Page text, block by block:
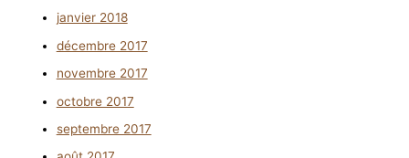
janvier 2018
décembre 2017
novembre 2017
octobre 2017
septembre 2017